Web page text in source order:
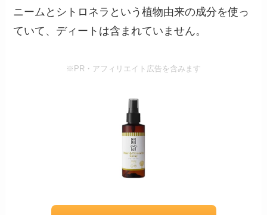
ニームとシトロネラという植物由来の成分を使っ
ていて、ディートは含まれていません。
※PR・アフィリエイト広告を含みます